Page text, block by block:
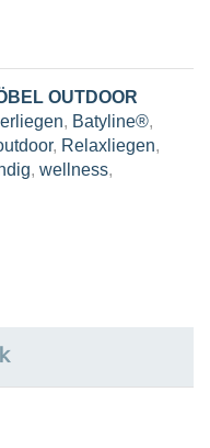
OUTDOOR
, Batyline®,
, Relaxliegen,
, wellness,